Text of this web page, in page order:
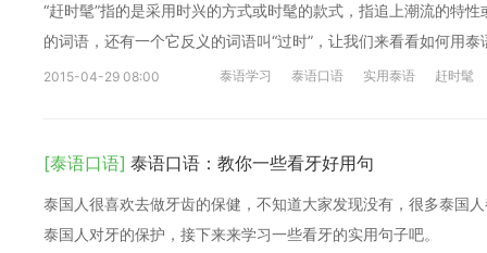
“赶时髦”指的是采用时兴的方式或时髦的款式，指追上潮流的特
的词语，还有一个它反义的词语叫“过时”，让我们来看看如何用
2015-04-29 08:00 泰语学习 泰语口语 实用泰语 赶时髦
[泰语口语] 泰语口语：教你一些看牙好用句
泰国人很喜欢去做牙齿的保健，不知道大家发现没有，很多泰国
泰国人对牙的保护，接下来来学习一些看牙的实用句子吧。